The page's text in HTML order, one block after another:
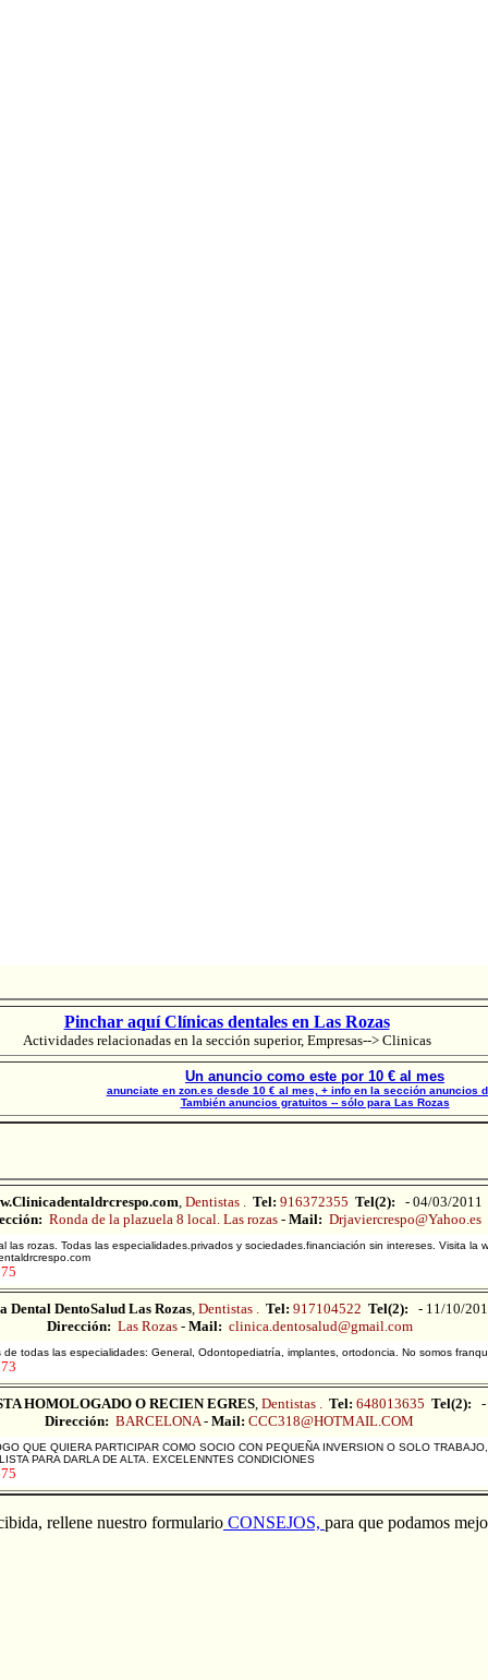
Pinchar aquí Clínicas dentales en Las Rozas
Actividades relacionadas en la sección superior, Empresas--> Clinicas
Un anuncio como este por 10 € al mes
anunciate en zon.es desde 10 € al mes, + info en la sección anuncios
También anuncios gratuitos -- sólo para Las Rozas
, Dentistas . Tel: 916372355 Tel(2):
- 04/03/2011
Ronda de la plazuela 8 local. Las rozas- Mail: Drjaviercrespo@Yahoo.es
las rozas. Todas las especialidades.privados y sociedades.financiación sin intereses. Visita la
Dental DentoSalud Las Rozas, Dentistas . Tel: 917104522 Tel(2):
- 11/10/
Dirección: Las Rozas- Mail: clinica.dentosalud@gmail.com
todas las especialidades: General, Odontopediatría, implantes, ortodoncia. No somos
HOMOLOGADO O RECIEN EGRES, Dentistas . Tel: 648013635 Tel(2):
Dirección: BARCELONA- Mail: CCC318@HOTMAIL.COM
QUE QUIERA PARTICIPAR COMO SOCIO CON PEQUEÑA INVERSION O SOLO
PARA DARLA DE ALTA. EXCELENNTES CONDICIONES
rellene nuestro formulario CONSEJOS, para que podamos